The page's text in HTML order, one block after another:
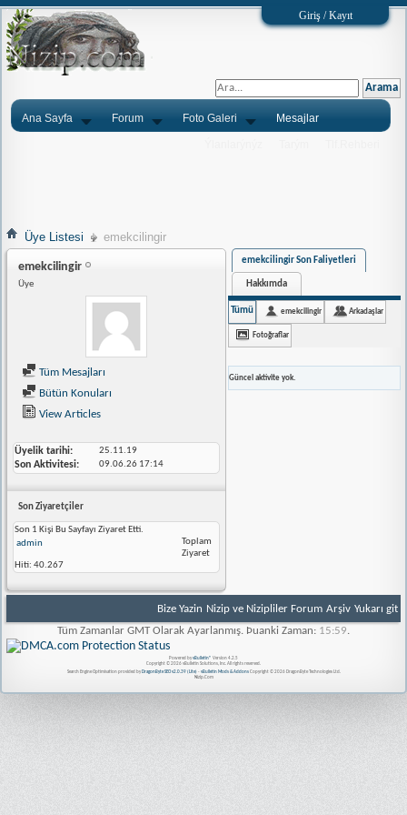
Giriş / Kayıt
Ana Sayfa Forum Foto Galeri Mesajlar
Üye Listesi emekcilingir
emekcilingir
Üye
Tüm Mesajları
Bütün Konuları
View Articles
Üyelik tarihi 25.11.19
Son Aktivitesi 09.06.26 17:14
Son Ziyaretçiler
Son 1 Kişi Bu Sayfayı Ziyaret Etti.
admin
Toplam
Ziyaret
Hiti: 40.267
emekcilingir Son Faliyetleri
Hakkımda
Tümü emekcilingir Arkadaşlar
Fotoğraflar
Güncel aktivite yok.
Bize Yazin Nizip ve Nizipliler Forum Arşiv Yukarı git
Tüm Zamanlar GMT Olarak Ayarlanmış. Þuanki Zaman: 15:59.
Powered by vBulletin® Version 4.2.5
Copyright © 2026 vBulletin Solutions, Inc. All rights reserved.
Search Engine Optimisation provided by DragonByte SEO v2.0.39 (Lite)- vBulletin Mods & AddonsCopyright © 2026 DragonByte Technologies Ltd.
Nizip.Com